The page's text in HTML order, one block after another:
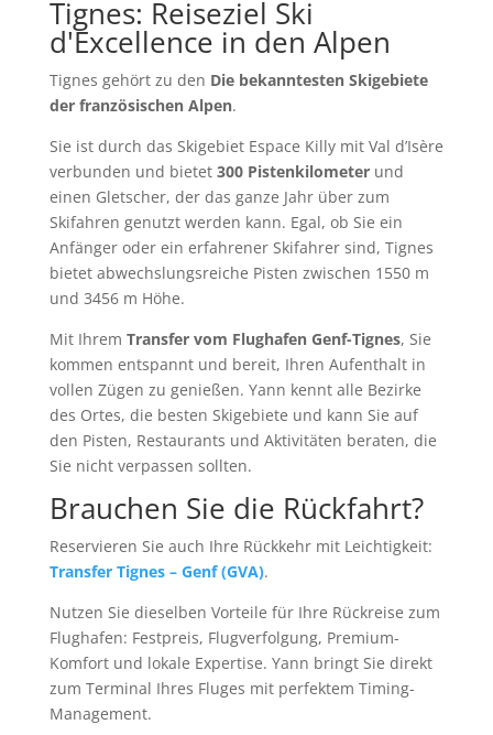
Tignes: Reiseziel Ski
d'Excellence in den Alpen
Tignes gehört zu den Die bekanntesten Skigebiete
der französischen Alpen.
Sie ist durch das Skigebiet Espace Killy mit Val d’Isère
verbunden und bietet 300 Pistenkilometerund
einen Gletscher, der das ganze Jahr über zum
Skifahren genutzt werden kann. Egal, ob Sie ein
Anfänger oder ein erfahrener Skifahrer sind, Tignes
bietet abwechslungsreiche Pisten zwischen 1550 m
und 3456 m Höhe.
Mit Ihrem Transfer vom Flughafen Genf-Tignes, Sie
kommen entspannt und bereit, Ihren Aufenthalt in
vollen Zügen zu genießen. Yann kennt alle Bezirke
des Ortes, die besten Skigebiete und kann Sie auf
den Pisten, Restaurants und Aktivitäten beraten, die
Sie nicht verpassen sollten.
Brauchen Sie die Rückfahrt?
Reservieren Sie auch Ihre Rückkehr mit Leichtigkeit:
Transfer Tignes – Genf (GVA).
Nutzen Sie dieselben Vorteile für Ihre Rückreise zum
Flughafen: Festpreis, Flugverfolgung, Premium-
Komfort und lokale Expertise. Yann bringt Sie direkt
zum Terminal Ihres Fluges mit perfektem Timing-
Management.